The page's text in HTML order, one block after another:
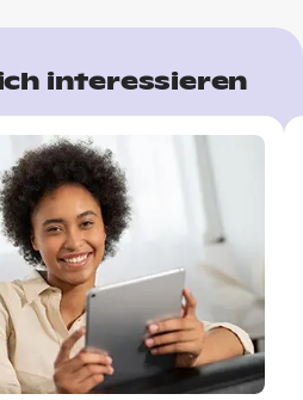
interessieren